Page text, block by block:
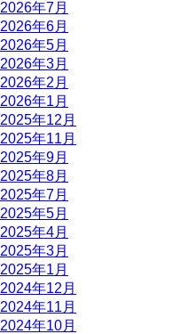
2026年7月
2026年6月
2026年5月
2026年3月
2026年2月
2026年1月
2025年12月
2025年11月
2025年9月
2025年8月
2025年7月
2025年5月
2025年4月
2025年3月
2025年1月
2024年12月
2024年11月
2024年10月